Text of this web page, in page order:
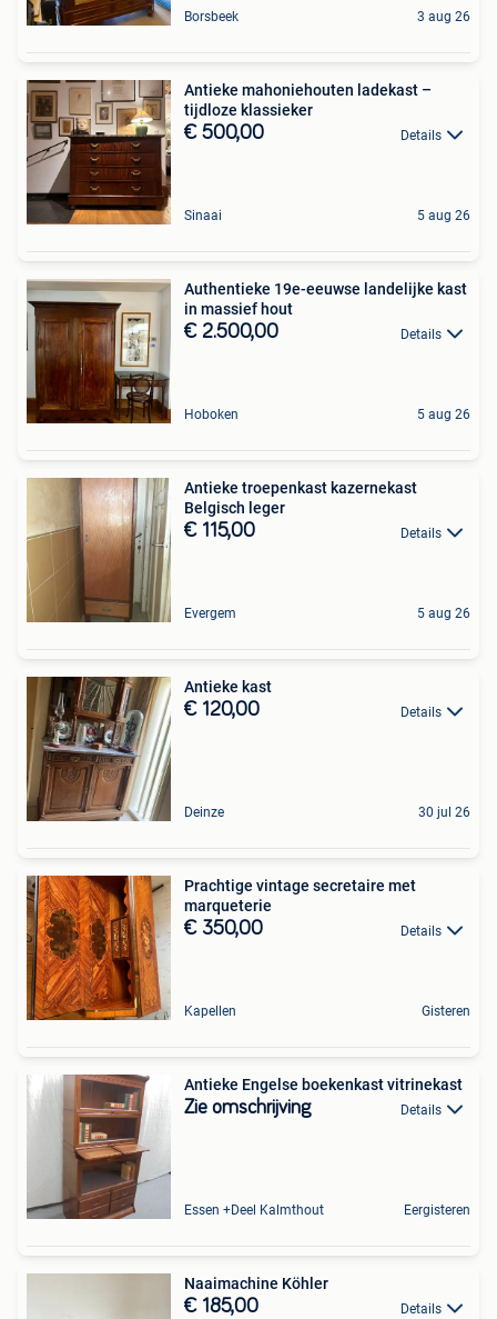
Borsbeek 3 aug 26
Antieke mahoniehouten ladekast –
tijdloze klassieker
€ 500,00 Details
Sinaai 5 aug 26
Authentieke 19e-eeuwse landelijke kast
in massief hout
€ 2.500,00 Details
Hoboken 5 aug 26
Antieke troepenkast kazernekast
Belgisch leger
€ 115,00 Details
Evergem 5 aug 26
Antieke kast
€ 120,00 Details
Deinze 30 jul 26
Prachtige vintage secretaire met
marqueterie
€ 350,00 Details
Kapellen Gisteren
Antieke Engelse boekenkast vitrinekast
Zie omschrijving Details
Essen +Deel Kalmthout Eergisteren
Naaimachine Köhler
€ 185,00 Details